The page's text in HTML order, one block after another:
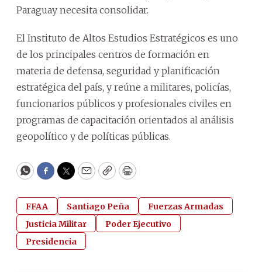
Paraguay necesita consolidar.
El Instituto de Altos Estudios Estratégicos es uno
de los principales centros de formación en
materia de defensa, seguridad y planificación
estratégica del país, y reúne a militares, policías,
funcionarios públicos y profesionales civiles en
programas de capacitación orientados al análisis
geopolítico y de políticas públicas.
WhatsApp
Facebook
Twitter
EmailCopyPrint
FFAA Santiago Peña
Fuerzas Armadas
Justicia Militar
Poder Ejecutivo
Presidencia